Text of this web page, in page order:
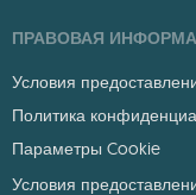
ПРАВОВАЯ
Условия
Политика
Параметры Cookie
Условия